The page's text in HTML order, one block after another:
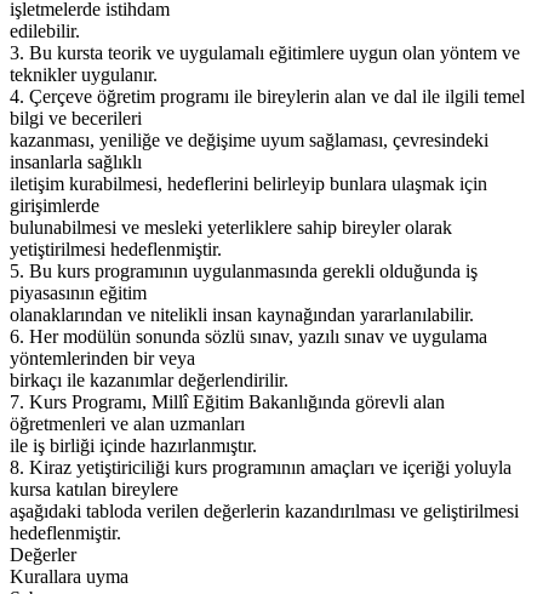
işletmelerde istihdam
edilebilir.
3. Bu kursta teorik ve uygulamalı eğitimlere uygun olan yöntem ve
teknikler uygulanır.
4. Çerçeve öğretim programı ile bireylerin alan ve dal ile ilgili temel
bilgi ve becerileri
kazanması, yeniliğe ve değişime uyum sağlaması, çevresindeki
insanlarla sağlıklı
iletişim kurabilmesi, hedeflerini belirleyip bunlara ulaşmak için
girişimlerde
bulunabilmesi ve mesleki yeterliklere sahip bireyler olarak
yetiştirilmesi hedeflenmiştir.
5. Bu kurs programının uygulanmasında gerekli olduğunda iş
piyasasının eğitim
olanaklarından ve nitelikli insan kaynağından yararlanılabilir.
6. Her modülün sonunda sözlü sınav, yazılı sınav ve uygulama
yöntemlerinden bir veya
birkaçı ile kazanımlar değerlendirilir.
7. Kurs Programı, Millî Eğitim Bakanlığında görevli alan
öğretmenleri ve alan uzmanları
ile iş birliği içinde hazırlanmıştır.
8. Kiraz yetiştiriciliği kurs programının amaçları ve içeriği yoluyla
kursa katılan bireylere
aşağıdaki tabloda verilen değerlerin kazandırılması ve geliştirilmesi
hedeflenmiştir.
Değerler
Kurallara uyma